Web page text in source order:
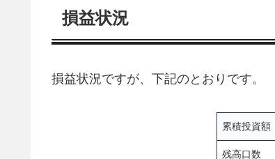
損益状況
損益状況ですが、下記のとおりです。
累積投資額
残高口数